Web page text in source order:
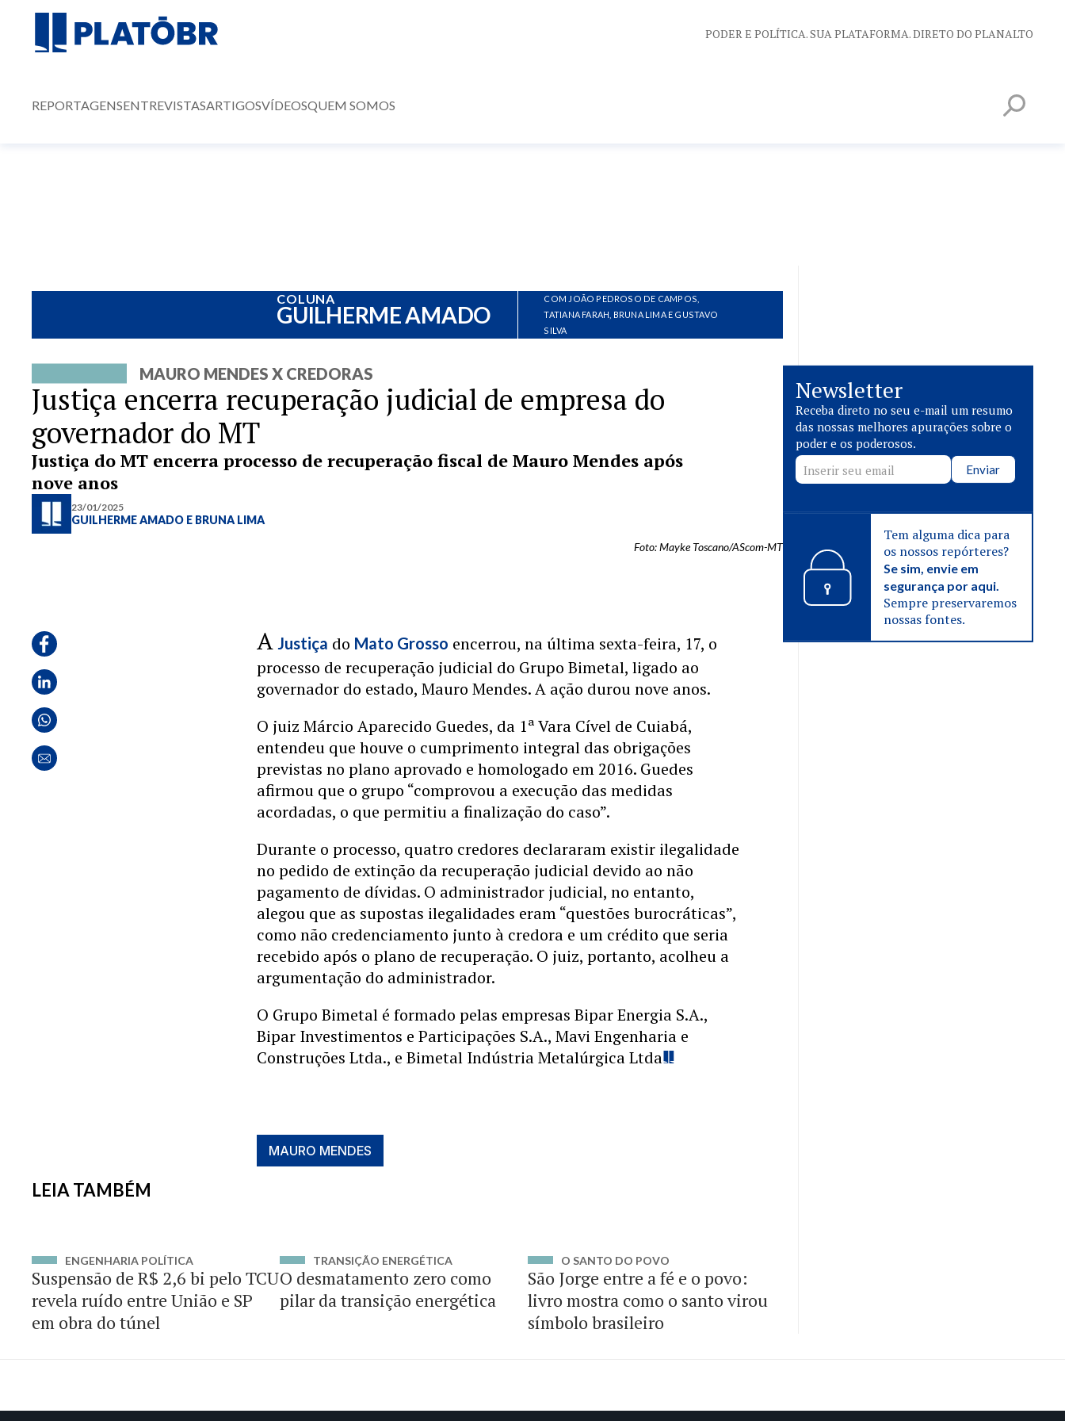
PODER E POLÍTICA. SUA PLATAFORMA. DIRETO DO PLANALTO
REPORTAGENSENTREVISTASARTIGOSVÍDEOSQUEM SOMOS
COLUNA
GUILHERME AMADO
COM JOÃO PEDROSO DE CAMPOS,
TATIANA FARAH, BRUNA LIMA E GUSTAVO
SILVA
MAURO MENDES X CREDORAS
Justiça encerra recuperação judicial de empresa do
governador do MT
Justiça do MT encerra processo de recuperação fiscal de Mauro Mendes após
nove anos
23/01/2025
GUILHERME AMADO E BRUNA LIMA
Foto: Mayke Toscano/AScom-MT
A Justiça do Mato Grosso encerrou, na última sexta-feira, 17, o
processo de recuperação judicial do Grupo Bimetal, ligado ao
governador do estado, Mauro Mendes. A ação durou nove anos.
O juiz Márcio Aparecido Guedes, da 1ª Vara Cível de Cuiabá,
entendeu que houve o cumprimento integral das obrigações
previstas no plano aprovado e homologado em 2016. Guedes
afirmou que o grupo “comprovou a execução das medidas
acordadas, o que permitiu a finalização do caso”.
Durante o processo, quatro credores declararam existir ilegalidade
no pedido de extinção da recuperação judicial devido ao não
pagamento de dívidas. O administrador judicial, no entanto,
alegou que as supostas ilegalidades eram “questões burocráticas”,
como não credenciamento junto à credora e um crédito que seria
recebido após o plano de recuperação. O juiz, portanto, acolheu a
argumentação do administrador.
O Grupo Bimetal é formado pelas empresas Bipar Energia S.A.,
Bipar Investimentos e Participações S.A., Mavi Engenharia e
Construções Ltda., e Bimetal Indústria Metalúrgica Ltda
MAURO MENDES
LEIA TAMBÉM
ENGENHARIA POLÍTICA
Suspensão de R$ 2,6 bi pelo TCU
revela ruído entre União e SP
em obra do túnel
TRANSIÇÃO ENERGÉTICA
O desmatamento zero como
pilar da transição energética
O SANTO DO POVO
São Jorge entre a fé e o povo:
livro mostra como o santo virou
símbolo brasileiro
Newsletter
Receba direto no seu e-mail um resumo
das nossas melhores apurações sobre o
poder e os poderosos.
Enviar
Tem alguma dica para
os nossos repórteres?
Se sim, envie em
segurança por aqui.
Sempre preservaremos
nossas fontes.